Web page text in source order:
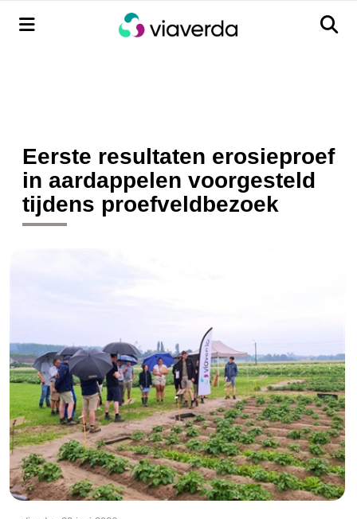
Menu Menu
Eerste resultaten erosieproef
in aardappelen voorgesteld
tijdens proefveldbezoek